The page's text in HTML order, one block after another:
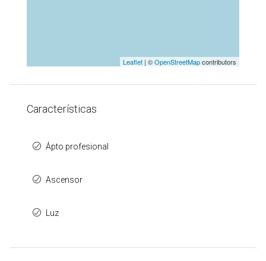
Leaflet | ©OpenStreetMapcontributors
Características
Ápto profesional
Ascensor
Luz